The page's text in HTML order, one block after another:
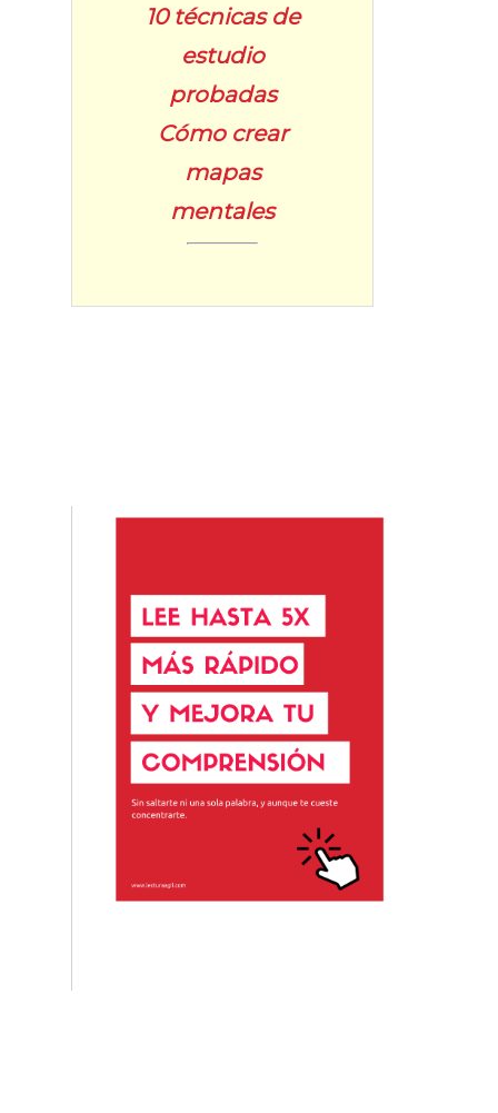
10 técnicas de
estudio
probadas
Cómo crear
mapas
mentales